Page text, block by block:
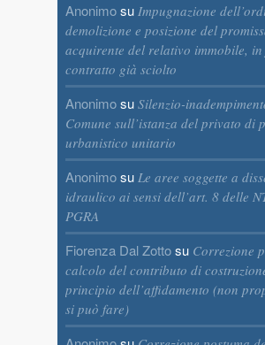
Anonimosu Impugnazione
demolizione e posizione del
acquirente del relativo immobile,
contratto già sciolto
Anonimosu Silenzio-
Comune sull’istanza del privato di
urbanistico unitario
Anonimosu Le aree soggette a
idraulico ai sensi dell’art. 8 delle
PGRA
Fiorenza Dal Zottosu Correzione
calcolo del contributo di
principio dell’affidamento (non
si può fare)